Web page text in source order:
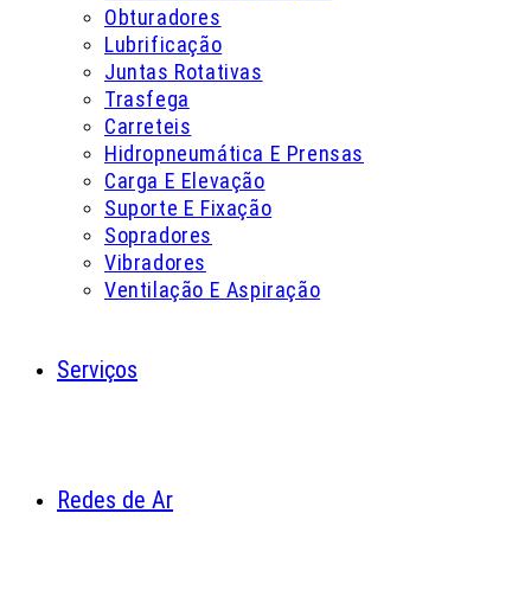
Obturadores
Lubrificação
Juntas Rotativas
Trasfega
Carreteis
Hidropneumática E Prensas
Carga E Elevação
Suporte E Fixação
Sopradores
Vibradores
Ventilação E Aspiração
Serviços
Redes de Ar